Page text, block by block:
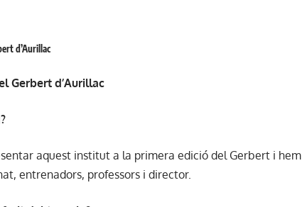
d’Aurillac
Gerbert d’Aurillac
aquest institut a la primera edició del Gerbert i hem
entrenadors, professors i director.